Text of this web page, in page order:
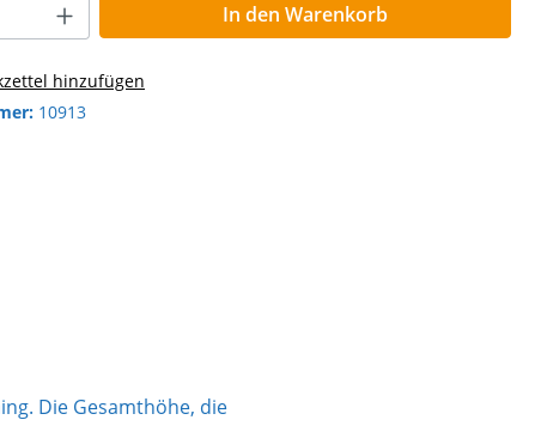
In den Warenkorb
hinzufügen
10913
Die Gesamthöhe, die